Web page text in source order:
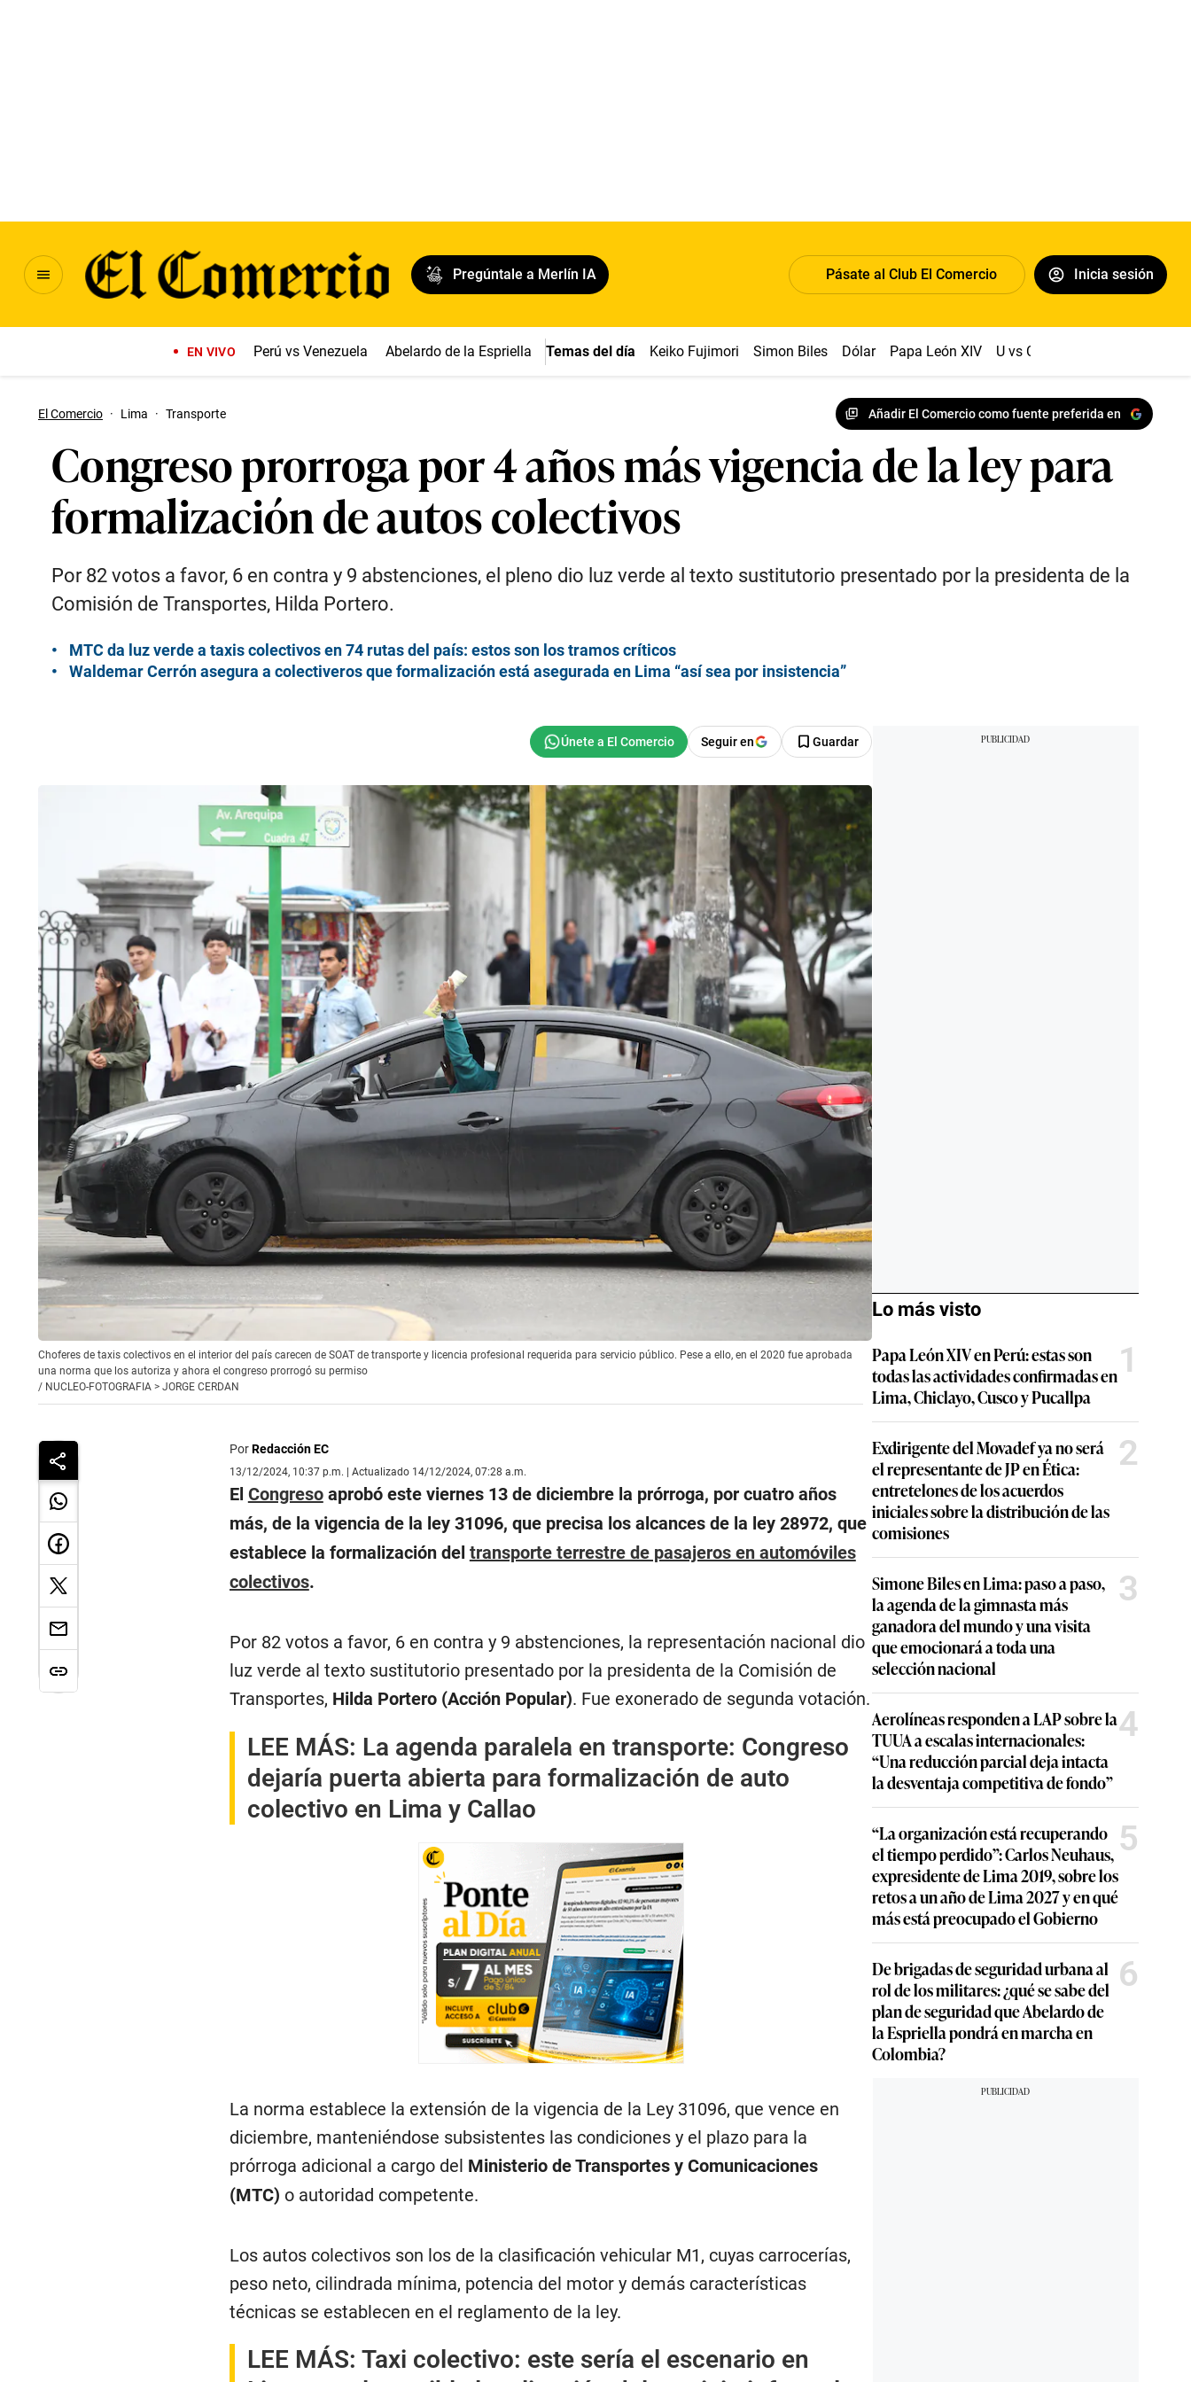
Pregúntale a Merlín IA Pásate al Club El Comercio Inicia sesión
EN VIVO Perú vs Venezuela Abelardo de la Espriella Temas del día Keiko Fujimori Simon Biles Dólar Papa León XIV U vs Cristal
El Comercio · Lima · Transporte Añadir El Comercio como fuente preferida en
Congreso prorroga por 4 años más vigencia de la ley para
formalización de autos colectivos
Por 82 votos a favor, 6 en contra y 9 abstenciones, el pleno dio luz verde al texto sustitutorio presentado por la presidenta de la
Comisión de Transportes, Hilda Portero.
MTC da luz verde a taxis colectivos en 74 rutas del país: estos son los tramos críticos
Waldemar Cerrón asegura a colectiveros que formalización está asegurada en Lima “así sea por insistencia”
Seguir en Guardar
Choferes de taxis colectivos en el interior del país carecen de SOAT de transporte y licencia profesional requerida para servicio público. Pese a ello, en el 2020 fue aprobada
una norma que los autoriza y ahora el congreso prorrogó su permiso
/ NUCLEO-FOTOGRAFIA > JORGE CERDAN
PorRedacción EC
13/12/2024, 10:37 p.m. | Actualizado 14/12/2024, 07:28 a.m.
El Congresoaprobó este viernes 13 de diciembre la prórroga, por cuatro años
más, de la vigencia de la ley 31096, que precisa los alcances de la ley 28972, que
establece la formalización del transporte terrestre de pasajeros en automóviles
colectivos.
Por 82 votos a favor, 6 en contra y 9 abstenciones, la representación nacional dio
luz verde al texto sustitutorio presentado por la presidenta de la Comisión de
Transportes, Hilda Portero (Acción Popular). Fue exonerado de segunda votación.
LEE MÁS: La agenda paralela en transporte: Congreso
dejaría puerta abierta para formalización de auto
colectivo en Lima y Callao
La norma establece la extensión de la vigencia de la Ley 31096, que vence en
diciembre, manteniéndose subsistentes las condiciones y el plazo para la
prórroga adicional a cargo del Ministerio de Transportes y Comunicaciones
(MTC) o autoridad competente.
Los autos colectivos son los de la clasificación vehicular M1, cuyas carrocerías,
peso neto, cilindrada mínima, potencia del motor y demás características
técnicas se establecen en el reglamento de la ley.
LEE MÁS: Taxi colectivo: este sería el escenario en
Lo más visto
Papa León XIV en Perú: estas son
todas las actividades confirmadas en
Lima, Chiclayo, Cusco y Pucallpa
1
Exdirigente del Movadef ya no será
el representante de JP en Ética:
entretelones de los acuerdos
iniciales sobre la distribución de las
comisiones
2
Simone Biles en Lima: paso a paso,
la agenda de la gimnasta más
ganadora del mundo y una visita
que emocionará a toda una
selección nacional
3
Aerolíneas responden a LAP sobre la
TUUA a escalas internacionales:
“Una reducción parcial deja intacta
la desventaja competitiva de fondo”
4
“La organización está recuperando
el tiempo perdido”: Carlos Neuhaus,
expresidente de Lima 2019, sobre los
retos a un año de Lima 2027 y en qué
más está preocupado el Gobierno
5
De brigadas de seguridad urbana al
rol de los militares: ¿qué se sabe del
plan de seguridad que Abelardo de
la Espriella pondrá en marcha en
Colombia?
6